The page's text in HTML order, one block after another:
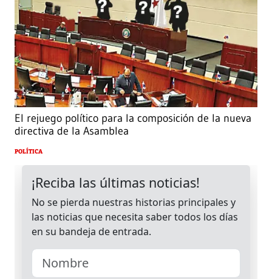
El rejuego político para la composición de la nueva
directiva de la Asamblea
POLÍTICA